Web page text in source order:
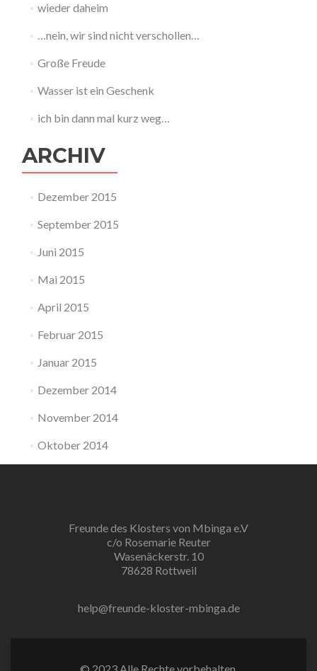
wieder daheim
…nein, wir sind nicht verschollen…
Große Freude
Wasser ist ein Geschenk
ich bin dann mal kurz weg…
ARCHIV
Dezember 2015
September 2015
Juni 2015
Mai 2015
April 2015
Februar 2015
Januar 2015
Dezember 2014
November 2014
Oktober 2014
Freunde des Klosters von Mbinga e.V
c/o Rosemarie Reuter
Wasenäckerstr. 10
78628 Rottweil
help@freunde-kloster-mbinga.de